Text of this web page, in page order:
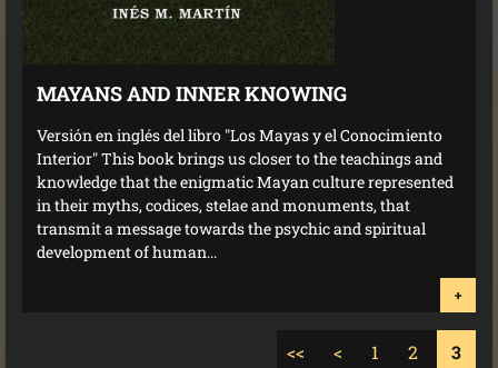
MAYANS AND INNER KNOWING
Versión en inglés del libro "Los Mayas y el Conocimiento
Interior" This book brings us closer to the teachings and
knowledge that the enigmatic Mayan culture represented
in their myths, codices, stelae and monuments, that
transmit a message towards the psychic and spiritual
development of human...
+
<< < 1 2 3